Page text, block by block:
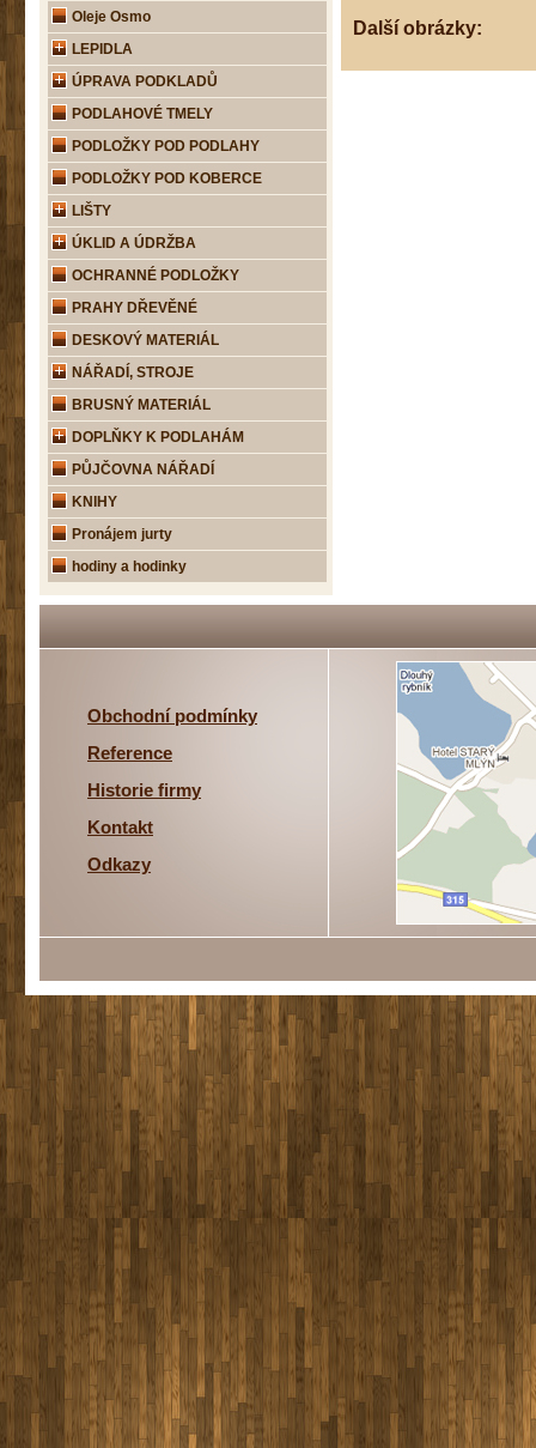
Další obrázky:
Oleje Osmo
LEPIDLA
ÚPRAVA PODKLADŮ
PODLAHOVÉ TMELY
PODLOŽKY POD PODLAHY
PODLOŽKY POD KOBERCE
LIŠTY
ÚKLID A ÚDRŽBA
OCHRANNÉ PODLOŽKY
PRAHY DŘEVĚNÉ
DESKOVÝ MATERIÁL
NÁŘADÍ, STROJE
BRUSNÝ MATERIÁL
DOPLŇKY K PODLAHÁM
PŮJČOVNA NÁŘADÍ
KNIHY
Pronájem jurty
hodiny a hodinky
Obchodní podmínky
Reference
Historie firmy
Kontakt
Odkazy